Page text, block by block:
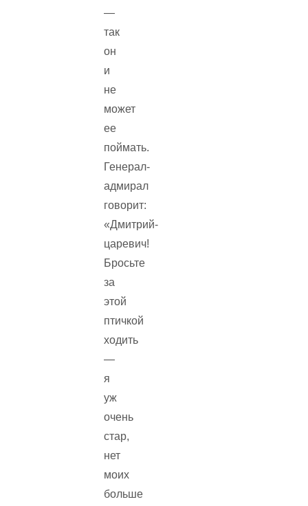
—
так
он
и
не
может
ее
поймать.
Генерал-
адмирал
говорит:
«Дмитрий-
царевич!
Бросьте
за
этой
птичкой
ходить
—
я
уж
очень
стар,
нет
моих
больше